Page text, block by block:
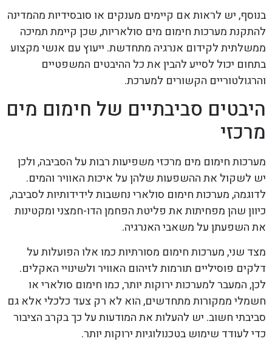
בנוסף, יש לראות אם קיימים מענקים או סובסידיות מהמדינה
להתקנת מערכות חימום מים סולאריות, שכן קיימת תמיכה
ממשלתית לקידום אנרגיה מתחדשת. ייעוץ עם אנשי מקצוע
בתחום יכול לסייע להבין את כל ההיבטים המשפטיים
והרגולטוריים הקשורים למערכת.
היבטים סביבתיים של חימום מים
מרכזי
מערכות חימום מים מרכזי משפיעות רבות על הסביבה, ולכן
יש לשקול את ההשפעות שלהן על איכות האוויר והמים.
לדוגמה, מערכות חימום סולארי נחשבות לידידותיות לסביבה,
כיוון שהן מפחיתות את פליטת הפחמן הדו-חמצני ומקטינות
את השפעתן על משאבי האנרגיה.
מצד שני, מערכות חימום מסורתיות כמו אלו הפועלות על
דלקים פוסיליים תורמות לזיהום האוויר ולשינויי האקלים.
לכן, המעבר למערכות ירוקות יותר, כמו חימום סולארי או
חשמלי ממקורות מתחדשים, הוא לא רק צעד כלכלי אלא גם
סביבתי חשוב. יש להעלות את המודעות על כך בקרב הציבור
כדי לעודד שימוש בטכנולוגיות ירוקות יותר.